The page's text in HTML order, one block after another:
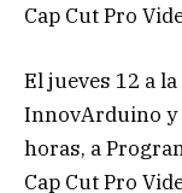
Cap Cut Pro
El jueves 12 a
InnovArduino y
horas, a
Cap Cut Pro